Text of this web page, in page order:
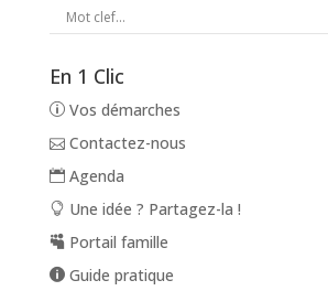
En 1 Clic
Vos démarches
Contactez-nous
Agenda
Une idée ? Partagez-la !
Portail famille
Guide pratique